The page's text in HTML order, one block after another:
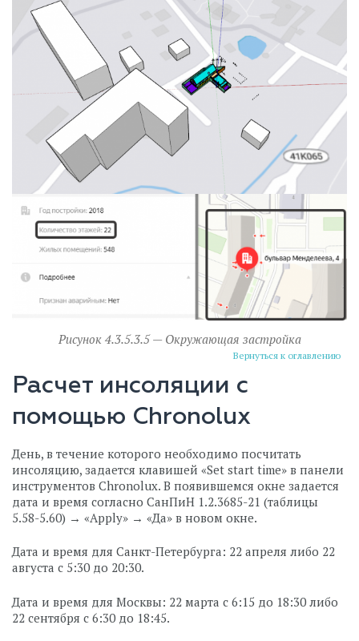
Рисунок 4.3.5.3.5 — Окружающая застройка
Вернуться к оглавлению
Расчет инсоляции с
помощью Chronolux
День, в течение которого необходимо посчитать
инсоляцию, задается клавишей «Set start time» в панели
инструментов Chronolux. В появившемся окне задается
дата и время согласно СанПиН 1.2.3685-21 (таблицы
5.58-5.60) → «Apply» → «Да» в новом окне.
Дата и время для Санкт-Петербурга: 22 апреля либо 22
августа с 5:30 до 20:30.
Дата и время для Москвы: 22 марта с 6:15 до 18:30 либо
22 сентября с 6:30 до 18:45.